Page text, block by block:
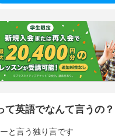
て英語でなんて言うの？
と言う独り言です